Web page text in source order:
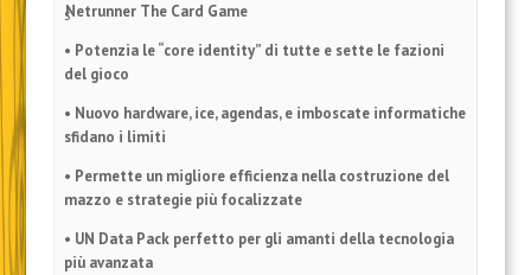
Netrunner The Card Game
• Potenzia le “core identity” di tutte e sette le fazioni
del gioco
• Nuovo hardware, ice, agendas, e imboscate informatiche
sfidano i limiti
• Permette un migliore efficienza nella costruzione del
mazzo e strategie più focalizzate
• UN Data Pack perfetto per gli amanti della tecnologia
più avanzata